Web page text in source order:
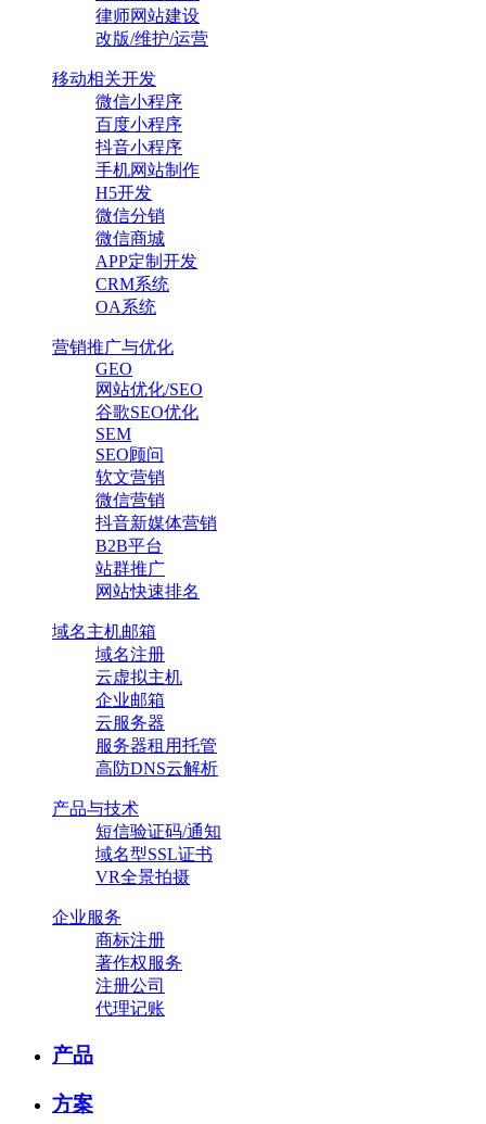
律师网站建设
改版/维护/运营
移动相关开发
微信小程序
百度小程序
抖音小程序
手机网站制作
H5开发
微信分销
微信商城
APP定制开发
CRM系统
OA系统
营销推广与优化
GEO
网站优化/SEO
谷歌SEO优化
SEM
SEO顾问
软文营销
微信营销
抖音新媒体营销
B2B平台
站群推广
网站快速排名
域名主机邮箱
域名注册
云虚拟主机
企业邮箱
云服务器
服务器租用托管
高防DNS云解析
产品与技术
短信验证码/通知
域名型SSL证书
VR全景拍摄
企业服务
商标注册
著作权服务
注册公司
代理记账
产品
方案